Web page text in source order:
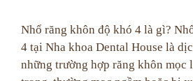
Nhổ răng khôn độ khó 4 là gì?
4 tại Nha khoa Dental House là
những trường hợp răng khôn mọc